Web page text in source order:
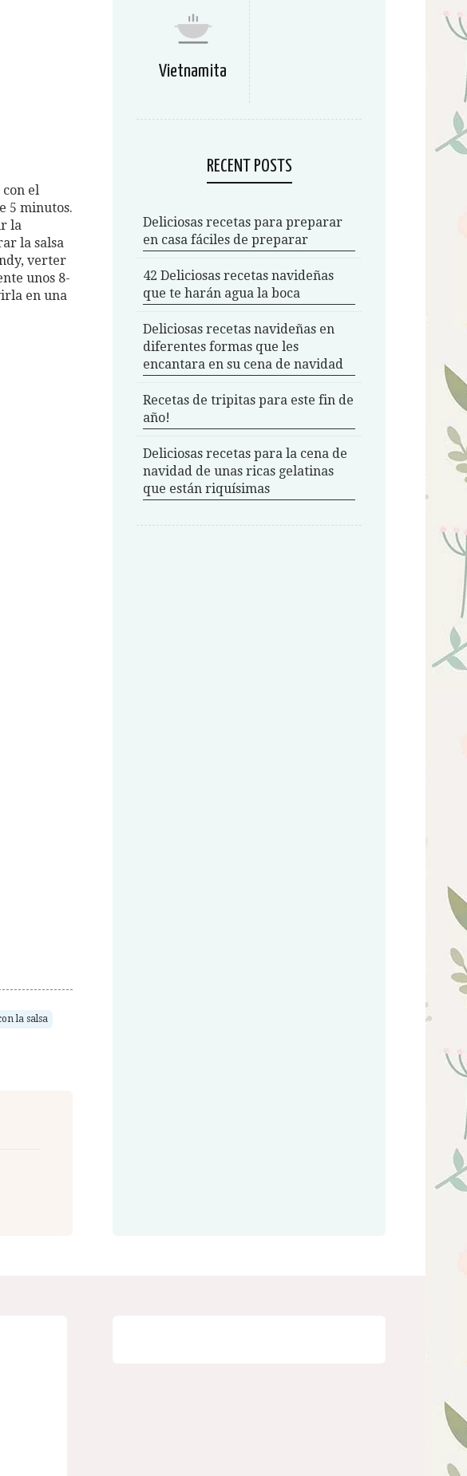
el
5 minutos.
la
la salsa
verter
unos 8-
en una
la salsa
Vietnamita
RECENT POSTS
Deliciosas recetas para preparar
en casa fáciles de preparar
42 Deliciosas recetas navideñas
que te harán agua la boca
Deliciosas recetas navideñas en
diferentes formas que les
encantara en su cena de navidad
Recetas de tripitas para este fin de
año!
Deliciosas recetas para la cena de
navidad de unas ricas gelatinas
que están riquísimas